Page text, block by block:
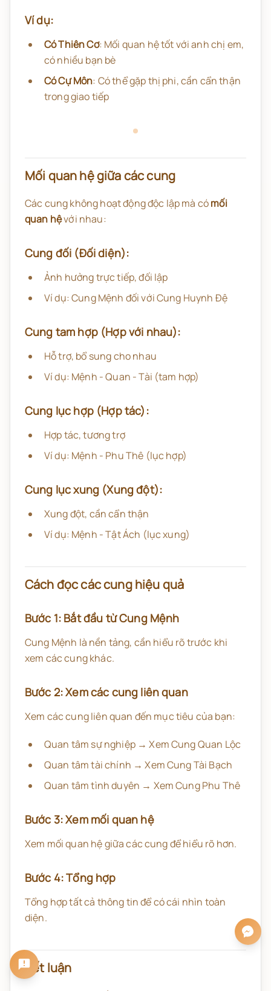
Ví dụ:
Có Thiên Cơ: Mối quan hệ tốt với anh chị em,
có nhiều bạn bè
Có Cự Môn: Có thể gặp thị phi, cần cẩn thận
trong giao tiếp
Mối quan hệ giữa các cung
Các cung không hoạt động độc lập mà cómối
quan hệvới nhau:
Cung đối (Đối diện):
Ảnh hưởng trực tiếp, đối lập
Ví dụ: Cung Mệnh đối với Cung Huynh Đệ
Cung tam hợp (Hợp với nhau):
Hỗ trợ, bổ sung cho nhau
Ví dụ: Mệnh - Quan - Tài (tam hợp)
Cung lục hợp (Hợp tác):
Hợp tác, tương trợ
Ví dụ: Mệnh - Phu Thê (lục hợp)
Cung lục xung (Xung đột):
Xung đột, cần cẩn thận
Ví dụ: Mệnh - Tật Ách (lục xung)
Cách đọc các cung hiệu quả
Bước 1: Bắt đầu từ Cung Mệnh
Cung Mệnh là nền tảng, cần hiểu rõ trước khi
xem các cung khác.
Bước 2: Xem các cung liên quan
Xem các cung liên quan đến mục tiêu của bạn:
Quan tâm sự nghiệp → Xem Cung Quan Lộc
Quan tâm tài chính → Xem Cung Tài Bạch
Quan tâm tình duyên → Xem Cung Phu Thê
Bước 3: Xem mối quan hệ
Xem mối quan hệ giữa các cung để hiểu rõ hơn.
Bước 4: Tổng hợp
Tổng hợp tất cả thông tin để có cái nhìn toàn
diện.
Kết luận